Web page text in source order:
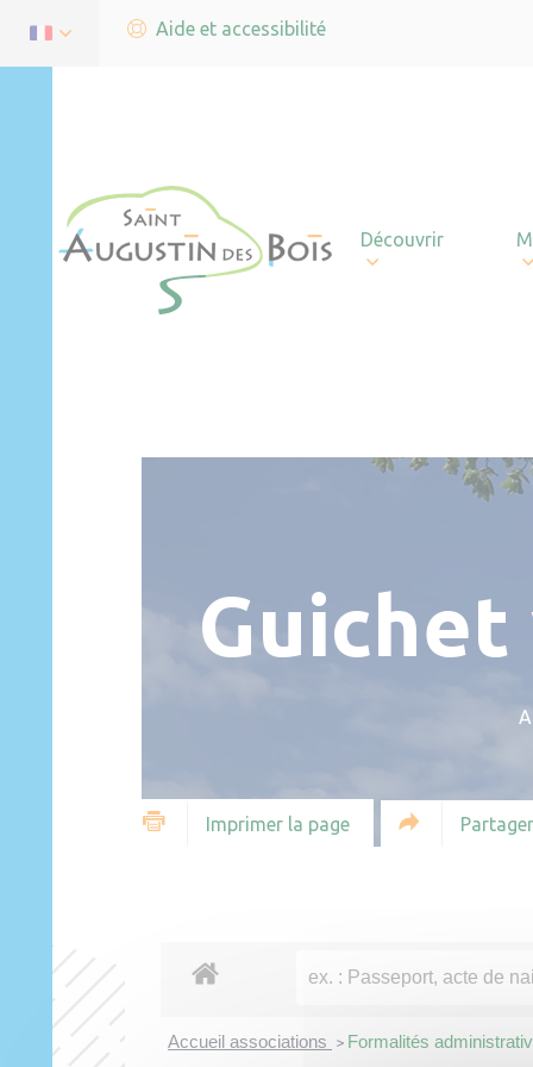
Aide et accessibilité
Découvrir
Imprimer la page
Accueil associations > Formalités